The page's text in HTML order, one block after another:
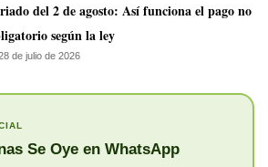
del 2 de agosto: Así funciona el pago no
según la ley
de julio de 2026
Se Oye en WhatsApp